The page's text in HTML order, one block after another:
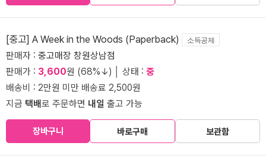
[중고] A Week in the Woods (Paperback) 소득공제
판매자 : 중고매장 창원상남점
판매가 : 3,600원 (68%↓) │ 상태 : 중
배송비 : 2만원 미만 배송료 2,500원
지금 택배로 주문하면 내일 출고 가능
장바구니 바로구매 보관함